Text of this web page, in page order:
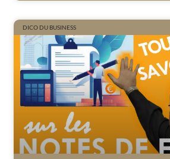
DICO DU BUSINESS